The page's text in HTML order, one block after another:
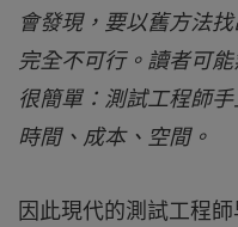
會發現，要以舊方法
完全不可行。讀者可
很簡單：測試工程師
時間、成本、空間。
因此現代的測試工程